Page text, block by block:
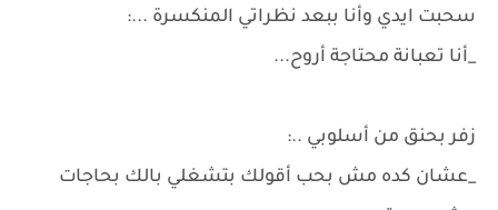
سحبت ايدي وأنا ببعد نظراتي المنكسرة ...:
_أنا تعبانة محتاجة أروح...
زفر بحنق من أسلوبي ..:
_عشان كده مش بحب أقولك بتشغلي بالك بحاجات